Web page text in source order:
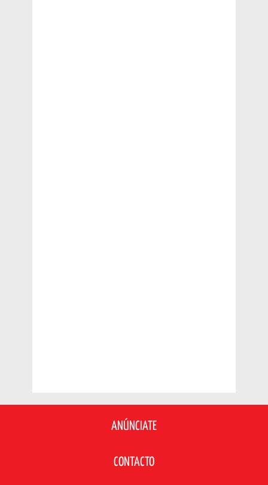
ANÚNCIATE
CONTACTO